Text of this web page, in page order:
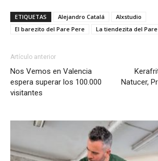
ETIQUETAS Alejandro Catalá
Alxstudio
El barezito del Pare Pere
La tiendezita del
Artículo anterior
Nos Vemos en Valencia
espera superar los 100.000
visitantes
Natucer,